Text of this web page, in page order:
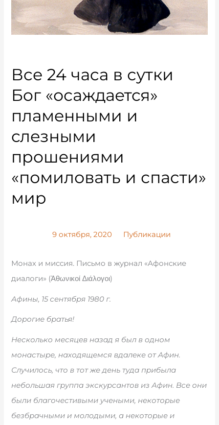
Все 24 часа в сутки
Бог «осаждается»
пламенными и
слезными
прошениями
«помиловать и спасти»
мир
9 октября, 2020 Публикации
Монах и миссия. Письмо в журнал «Афонские
диалоги» (Ἀθωνικοί Διάλογοι)
Афины, 15 сентября 1980 г.
Дорогие братья!
Несколько месяцев назад я был в одном
монастыре, находящемся вдалеке от Афин.
Случилось, что в тот же день туда прибыла
небольшая группа экскурсантов из Афин. Все они
были благочестивыми учеными, некоторые
безбрачными и молодыми, а некоторые и